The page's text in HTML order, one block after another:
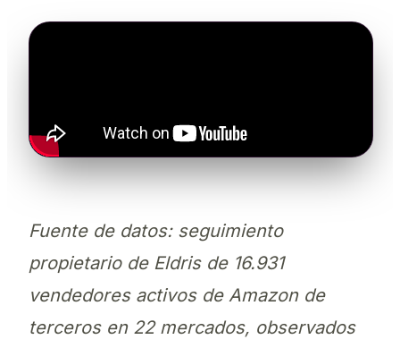
Fuente de datos: seguimiento
propietario de Eldris de 16.931
vendedores activos de Amazon de
terceros en 22 mercados, observados